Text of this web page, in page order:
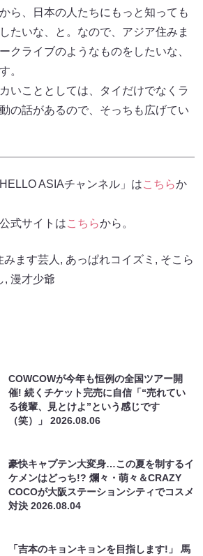
ら、日本の人たちにもっと知っても
たいな、と。なので、アジア住みま
クライブのようなものをしたいな、
。
いこととしては、タイだけでなくラ
の話があるので、そっちも広げてい
ASIAチャンネル」はこちらか
式サイトはこちらから。
みます芸人 , あっぱれコイズミ , そこら
, 漫才少爺
COWCOWが今年も恒例の全国ツアー開
催! 続くチケット完売に自信「“売れてい
る後輩、見とけよ”という感じです
（笑）」2026.08.06
豪快キャプテン大変身…この夏を制するイ
ケメンはどっち!? 爛々・萌々＆CRAZY
COCOが大阪ステーションシティでコスメ
対決2026.08.04
「吉本のキョンキョンを目指します!」 馬